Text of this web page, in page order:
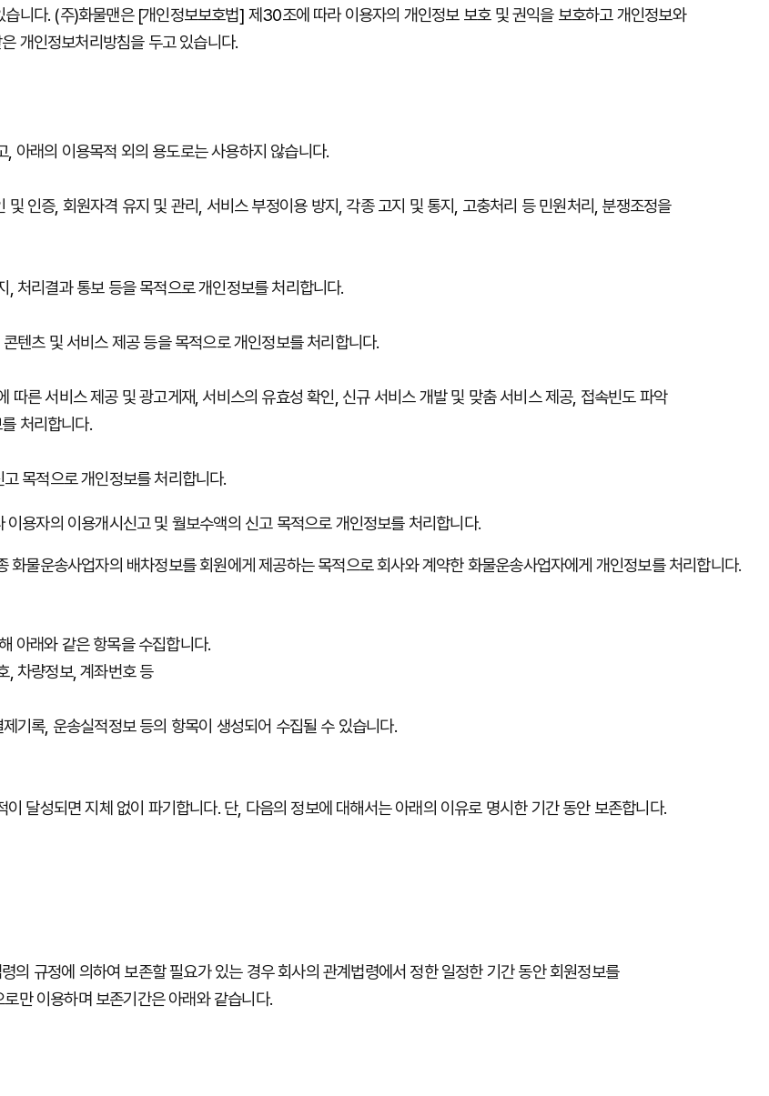
습니다. (주)화물맨은[개인정보보호법]제 30조에 따라 이용자의 개인정보 보호 및권익을 보호하고개인정보와
개인정보처리방침을 두고 있습니다.
, 아래의 이용목적 외의 용도로는사용하지 않습니다.
및 인증, 회원자격 유지 및 관리, 서비스 부정이용 방지 , 각종 고지 및 통지 , 고충처리 등 민원처리, 분쟁조정을
, 처리결과 통보 등을 목적으로개인정보를 처리합니다.
콘텐츠 및서비스제공 등을 목적으로개인정보를 처리합니다.
따른서비스제공 및광고게재,서비스의 유효성 확인, 신규서비스 개발 및 맞춤서비스제공, 접속빈도파악
처리합니다.
고 목적으로개인정보를 처리합니다.
이용자의 이용개시신고 및 월보수액의 신고 목적으로 개인정보를 처리합니다.
화물운송사업자의 배차정보를회원에게 제공하는 목적으로회사와계약한화물운송사업자에게 개인정보를 처리합니다.
아래와 같은 항목을 수집합니다.
,차량정보,계좌번호 등
제기록, 운송실적정보 등의 항목이 생성되어 수집될 수 있습니다.
이 달성되면지체 없이 파기합니다. 단, 다음의 정보에 대해서는 아래의 이유로 명시한기간 동안 보존합니다.
의 규정에 의하여 보존할필요가 있는 경우회사의 관계법령에서 정한 일정한기간 동안회원정보를
로만 이용하며 보존기간은 아래와 같습니다.